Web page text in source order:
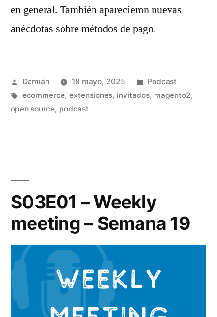
en general. También aparecieron nuevas
anécdotas sobre métodos de pago.
Publicado
por
Damián 18 mayo, 2025
Publicado
en
Podcast
Etiquetas:
ecommerce, extensiones, invitados, magento2,
open source, podcast
S03E01 – Weekly
meeting – Semana 19